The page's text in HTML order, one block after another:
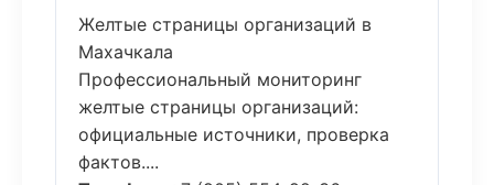
Желтые страницы организаций в
Махачкала
Профессиональный мониторинг
желтые страницы организаций:
официальные источники, проверка
фактов....